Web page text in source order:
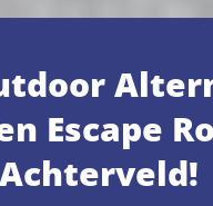
Escape
Achterveld!